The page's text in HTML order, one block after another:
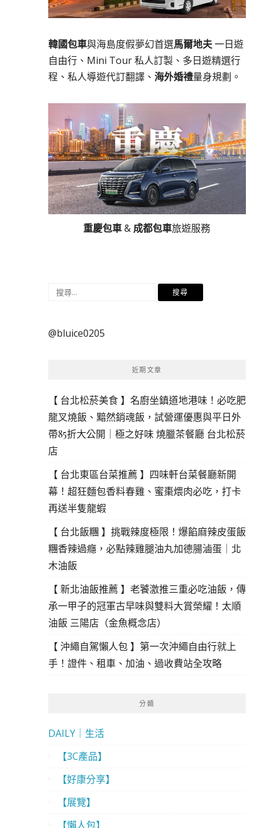
韓國包車與海島度假夢幻首選馬爾地夫一日遊
自由行、Mini Tour 私人訂製、多日遊精選行
程、私人導遊代訂翻譯、 海外婚禮量身規劃。
重慶包車& 成都包車旅遊服務
搜
鍵
@bluice0205
近期文章
【 台北松菸美食 】名廚坐鎮道地港味！必吃肥
龍叉燒飯、黯然銷魂飯，試營運優惠與平日外
帶85折大公開｜極之好味 燒臘茶餐廳 台北松菸
店
【 台北東區台菜推薦 】四味軒台菜餐廳新開
幕！超狂麵包香料春雞、蜜棗煨肉必吃，打卡
再送半隻龍蝦
【 台北飯糰 】挑戰辣度極限！爆餡麻辣皮蛋飯
糰香辣過癮，必點辣雞腿油丸加德腸滷蛋｜北
木油飯
【 新北油飯推薦 】老饕激推三重必吃油飯，傳
承一甲子的冠軍古早味與雙料大賞榮耀！太順
油飯 三陽店（金魚概念店）
【 沖繩自駕懶人包 】第一次沖繩自由行就上
手！證件、租車、加油、過收費站全攻略
分類
DAILY｜生活
【3C產品】
【好康分享】
【展覽】
【懶人包】